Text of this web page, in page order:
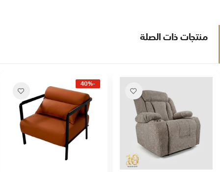
منتجات ذات الصلة
-40%